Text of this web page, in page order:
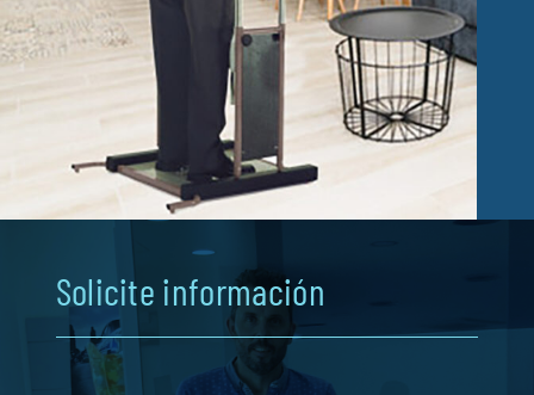
Solicite información